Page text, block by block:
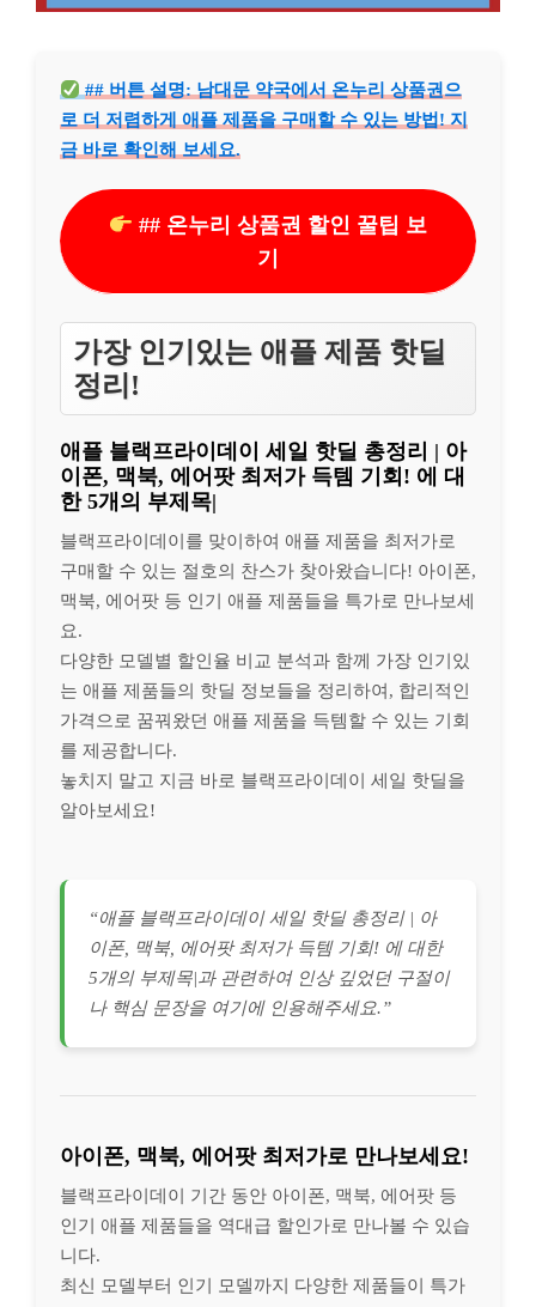
## 버튼 설명: 남대문 약국에서 온누리 상품권으
로 더 저렴하게 애플 제품을 구매할 수 있는 방법! 지
금 바로 확인해 보세요.
## 온누리 상품권 할인 꿀팁 보
기
가장 인기있는 애플 제품 핫딜
정리!
애플 블랙프라이데이 세일 핫딜 총정리 | 아
이폰, 맥북, 에어팟 최저가 득템 기회! 에 대
한 5개의 부제목|
블랙프라이데이를 맞이하여 애플 제품을 최저가로
구매할 수 있는 절호의 찬스가 찾아왔습니다! 아이폰,
맥북, 에어팟 등 인기 애플 제품들을 특가로 만나보세
요.
다양한 모델별 할인율 비교 분석과 함께 가장 인기있
는 애플 제품들의 핫딜 정보들을 정리하여, 합리적인
가격으로 꿈꿔왔던 애플 제품을 득템할 수 있는 기회
를 제공합니다.
놓치지 말고 지금 바로 블랙프라이데이 세일 핫딜을
알아보세요!
“애플 블랙프라이데이 세일 핫딜 총정리 | 아
이폰, 맥북, 에어팟 최저가 득템 기회! 에 대한
5개의 부제목|과 관련하여 인상 깊었던 구절이
나 핵심 문장을 여기에 인용해주세요.”
아이폰, 맥북, 에어팟 최저가로 만나보세요!
블랙프라이데이 기간 동안 아이폰, 맥북, 에어팟 등
인기 애플 제품들을 역대급 할인가로 만나볼 수 있습
니다.
최신 모델부터 인기 모델까지 다양한 제품들이 특가